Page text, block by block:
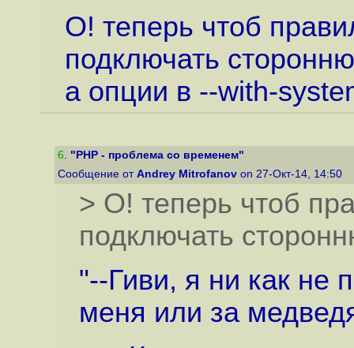
О! теперь чтоб
подключать
а опции в --with-
6. "PHP - проблема со временем"
Сообщение от Andrey Mitrofanov on 27-Окт-14, 14:50
> О! теперь чтоб
подключать
"--Гиви, я ни как не
меня или за